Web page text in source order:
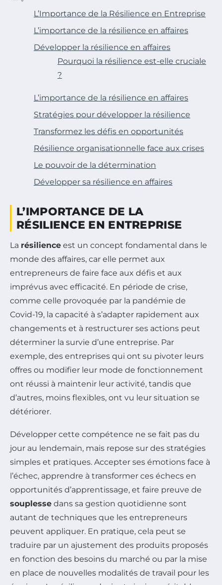
L’Importance de la Résilience en Entreprise
L’importance de la résilience en affaires
Développer la résilience en affaires
Pourquoi la résilience est-elle cruciale
?
L’importance de la résilience en affaires
Stratégies pour développer la résilience
Transformez les défis en opportunités
Résilience organisationnelle face aux crises
Le pouvoir de la détermination
Développer sa résilience en affaires
L’IMPORTANCE DE LA
RÉSILIENCE EN ENTREPRISE
La résilience est un concept fondamental dans le
monde des affaires, car elle permet aux
entrepreneurs de faire face aux défis et aux
imprévus avec efficacité. En période de crise,
comme celle provoquée par la pandémie de
Covid-19, la capacité à s’adapter rapidement aux
changements et à restructurer ses actions peut
déterminer la survie d’une entreprise. Par
exemple, des entreprises qui ont su pivoter leurs
offres ou modifier leur mode de fonctionnement
ont réussi à maintenir leur activité, tandis que
d’autres, moins flexibles, ont vu leur situation se
détériorer.
Développer cette compétence ne se fait pas du
jour au lendemain, mais repose sur des stratégies
simples et pratiques. Accepter ses émotions face à
l’échec, apprendre à transformer ces échecs en
opportunités d’apprentissage, et faire preuve de
souplesse dans sa gestion quotidienne sont
autant de techniques que les entrepreneurs
peuvent appliquer. En pratique, cela peut se
traduire par un ajustement des produits proposés
en fonction des besoins du marché ou par la mise
en place de nouvelles modalités de travail pour les